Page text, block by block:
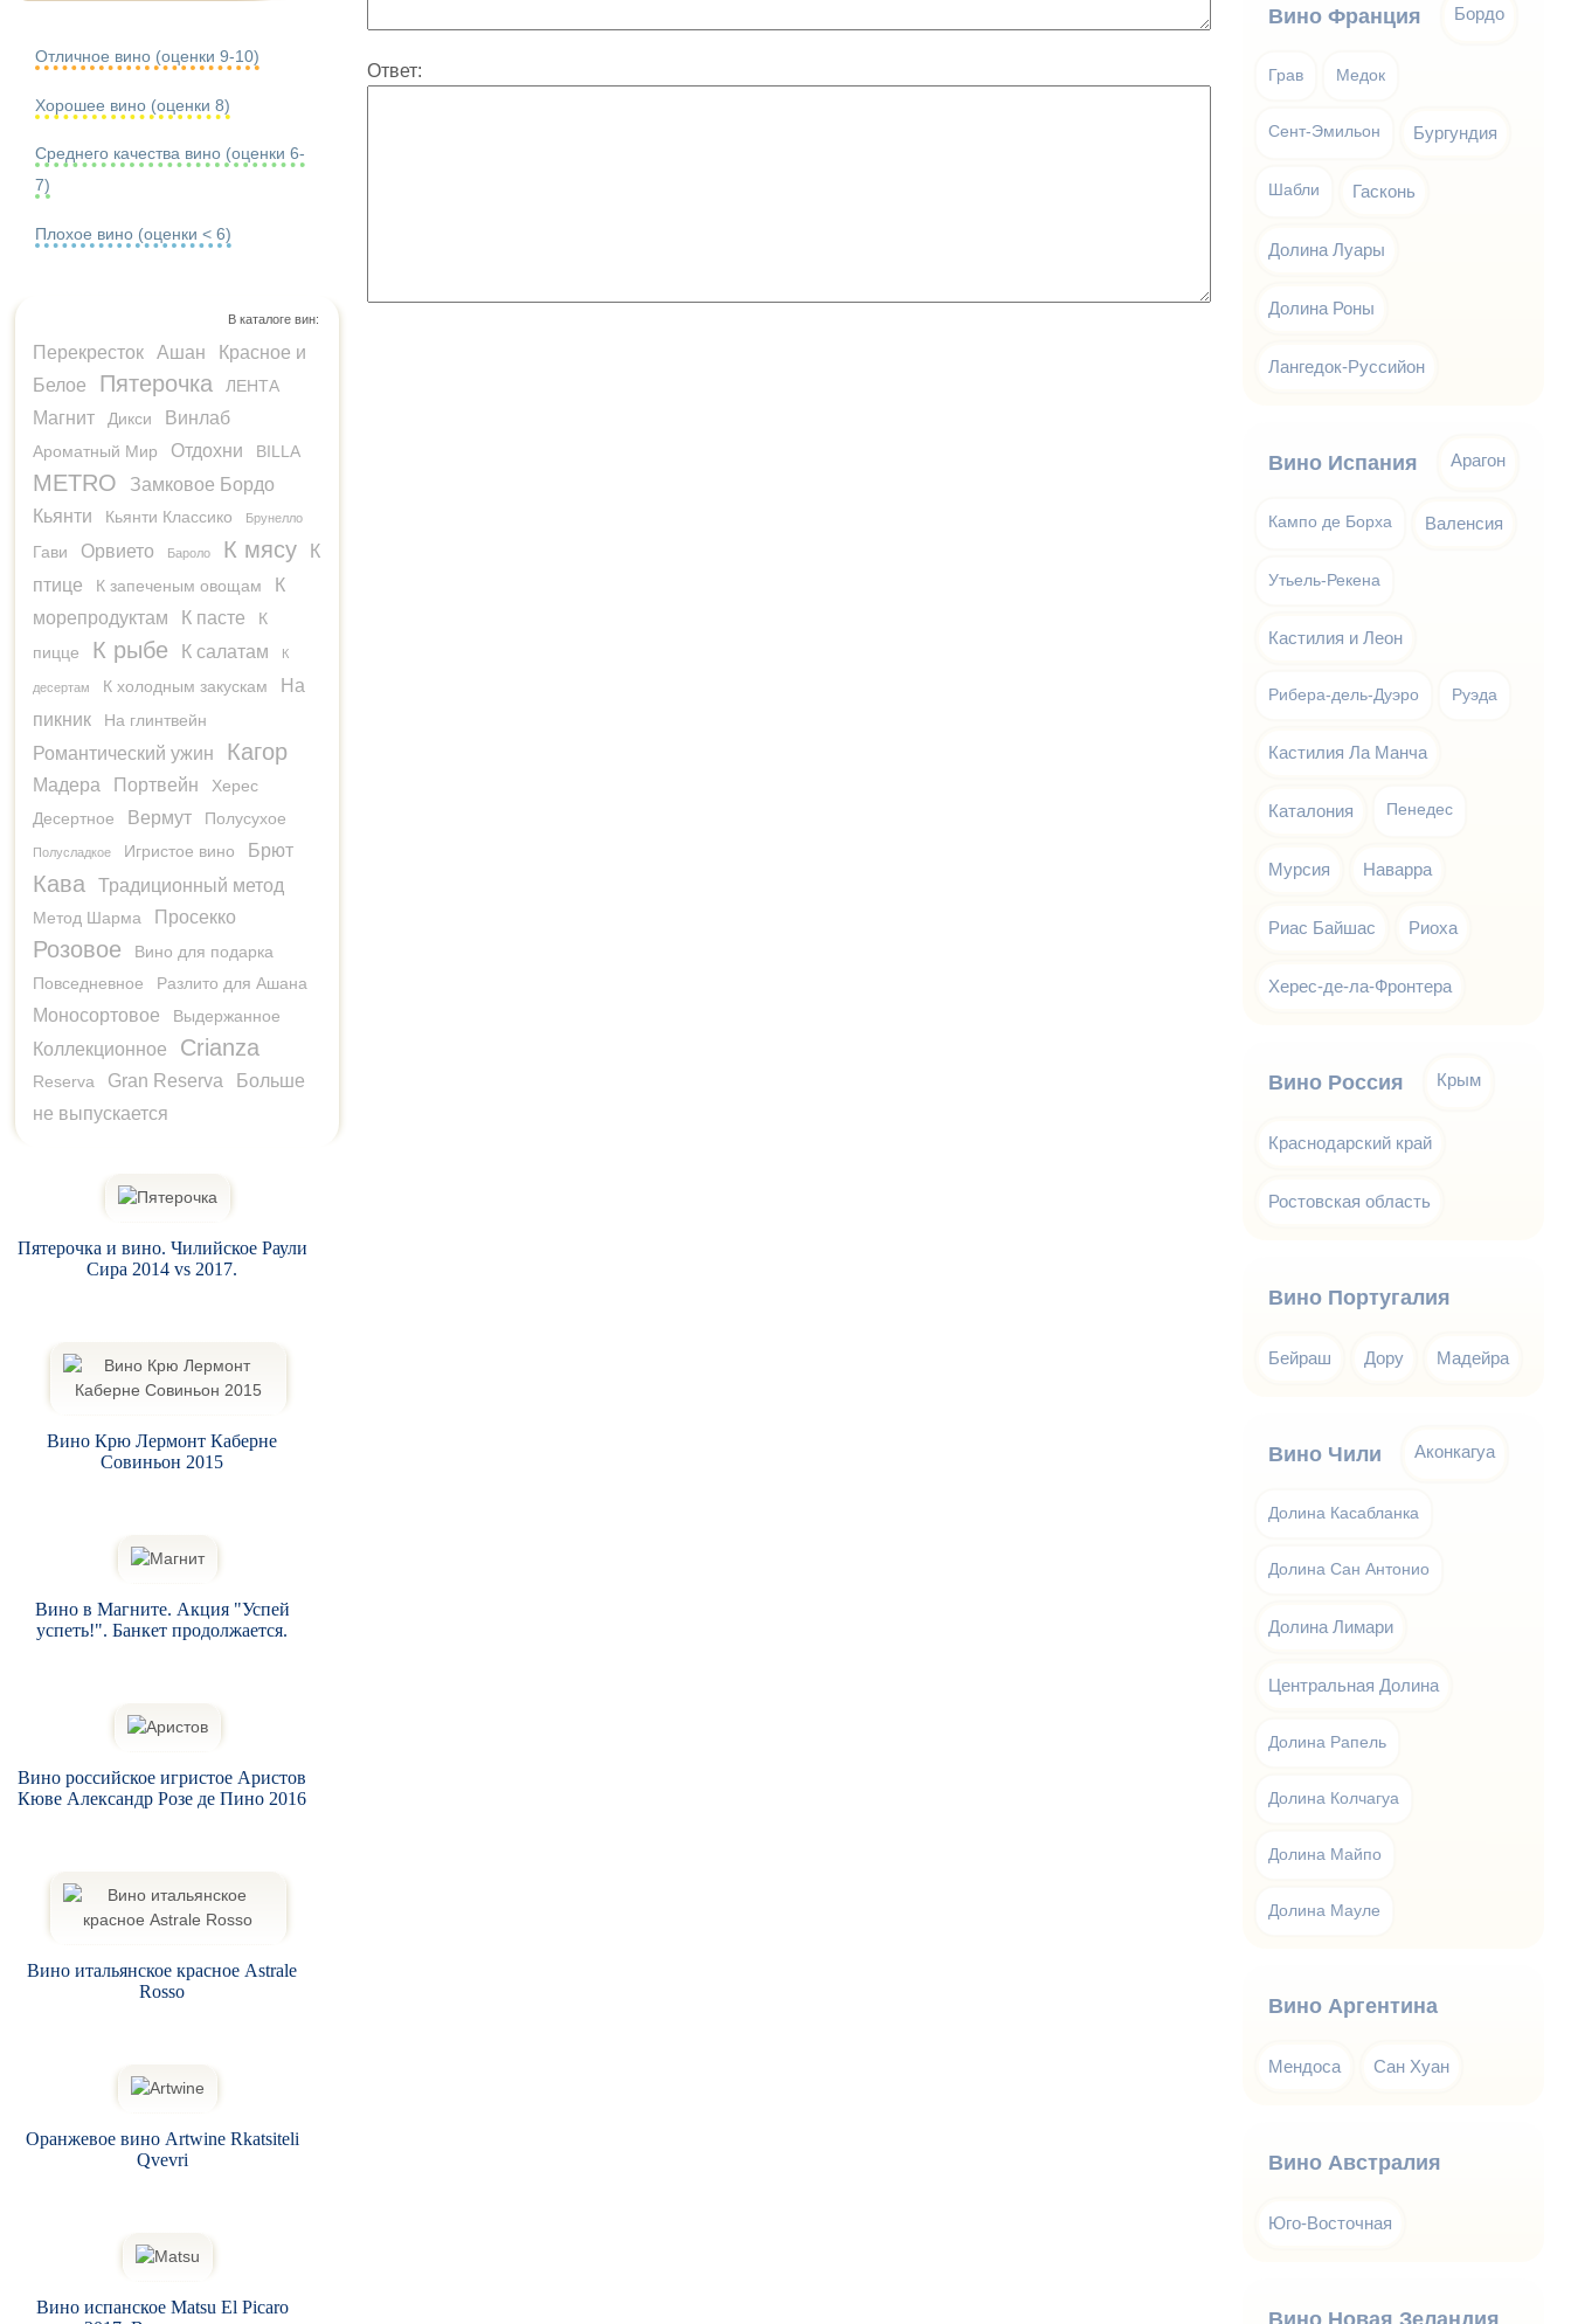
Ответ:
Отличное вино (оценки 9-10)
Хорошее вино (оценки 8)
Среднего качества вино (оценки 6-
7)
Плохое вино (оценки < 6)
В каталоге вин:
Перекресток Ашан
Красное и
Белое
Пятерочка ЛЕНТА
Магнит Дикси Винлаб
Ароматный Мир Отдохни BILLA
METRO
Замковое Бордо
Кьянти
Кьянти Классико Брунелло
Гави Орвието Бароло К мясу
К
птице
К запеченым овощам
К
морепродуктам
К пасте
К
пицце
К рыбе К салатам К
десертам К холодным закускам
На
пикник
На глинтвейн
Романтический ужин Кагор
Мадера Портвейн
Херес
Десертное
Вермут Полусухое
Полусладкое Игристое вино Брют
Кава Традиционный метод
Метод Шарма Просекко
Розовое
Вино для подарка
Повседневное
Разлито для Ашана
Моносортовое Выдержанное
Коллекционное Crianza
Reserva Gran Reserva
Больше
не выпускается
Пятерочка и вино. Чилийское Раули
Сира 2014 vs 2017.
Вино Крю Лермонт Каберне
Совиньон 2015
Вино в Магните. Акция "Успей
успеть!". Банкет продолжается.
Вино российское игристое Аристов
Кюве Александр Розе де Пино 2016
Вино итальянское красное Astrale
Rosso
Оранжевое вино Artwine Rkatsiteli
Qvevri
Вино испанское Matsu El Picaro
Вино Франция Бордо
Грав Медок
Сент-Эмильон Бургундия
Шабли Гасконь
Долина Луары
Долина Роны
Лангедок-Руссийон
Вино Испания Арагон
Кампо де Борха Валенсия
Утьель-Рекена
Кастилия и Леон
Рибера-дель-Дуэро Руэда
Кастилия Ла Манча
Каталония Пенедес
Мурсия Наварра
Риас Байшас Риоха
Херес-де-ла-Фронтера
Вино Россия Крым
Краснодарский край
Ростовская область
Вино Португалия
Бейраш Дору Мадейра
Вино Чили Аконкагуа
Долина Касабланка
Долина Сан Антонио
Долина Лимари
Центральная Долина
Долина Рапель
Долина Колчагуа
Долина Майпо
Долина Мауле
Вино Аргентина
Мендоса Сан Хуан
Вино Австралия
Юго-Восточная
Вино Новая Зеландия